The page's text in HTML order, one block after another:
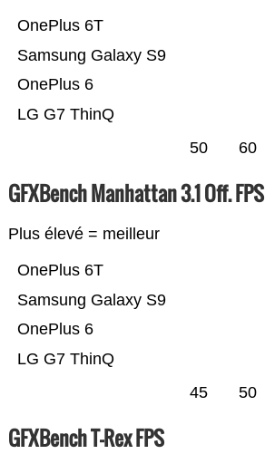
LG G7 ThinQ
OnePlus 6
Samsung Galaxy S9
OnePlus 6T
50 60
GFXBench Manhattan 3.1 Off. FPS
Plus élevé = meilleur
LG G7 ThinQ
OnePlus 6
Samsung Galaxy S9
OnePlus 6T
45 50
GFXBench T-Rex FPS